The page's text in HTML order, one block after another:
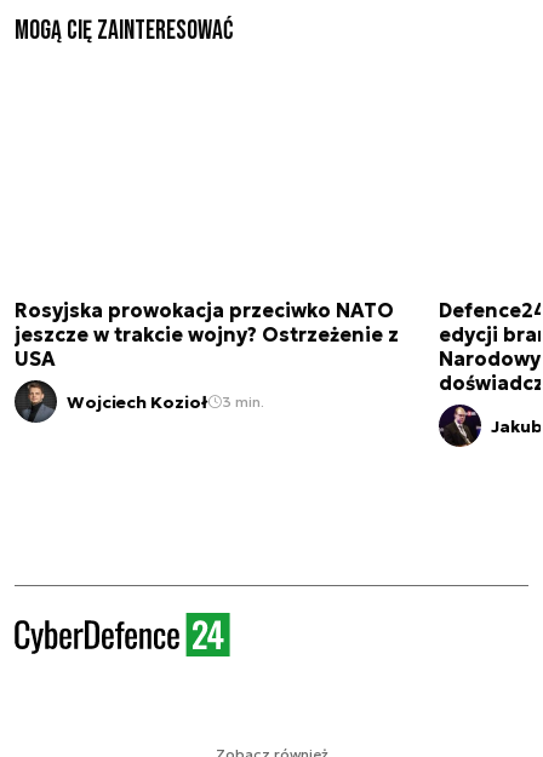
Mogą Cię zainteresować
Rosyjska prowokacja przeciwko NATO
jeszcze w trakcie wojny? Ostrzeżenie z
USA
Wojciech Kozioł 3 min.
edycji